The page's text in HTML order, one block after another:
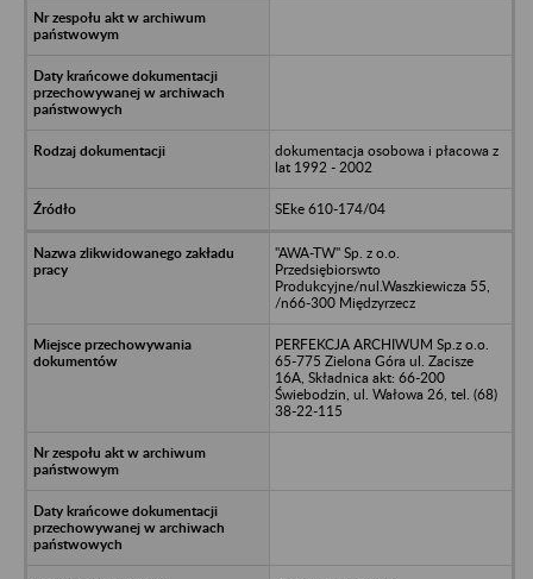
dokumentacja osobowa i płacowa z
lat 1992 - 2002
SEke 610-174/04
"AWA-TW" Sp. z o.o.
Przedsiębiorswto
Produkcyjne/nul.Waszkiewicza 55,
/n66-300 Międzyrzecz
PERFEKCJA ARCHIWUM Sp.z o.o.
65-775 Zielona Góra ul. Zacisze
16A, Składnica akt: 66-200
Świebodzin, ul. Wałowa 26, tel. (68)
38-22-115